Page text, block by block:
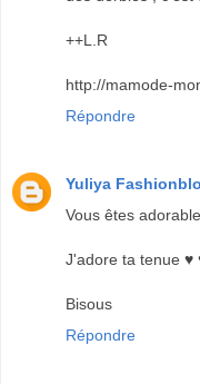
++L.R
http://mamode-
Répondre
Yuliya
Vous êtes
J'adore ta tenue ♥
Bisous
Répondre